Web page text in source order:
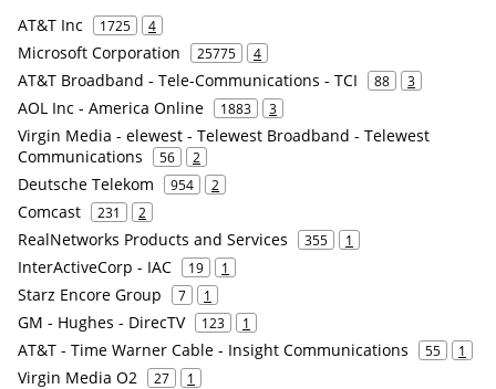
AT&T Inc 1725 4
Microsoft Corporation 25775 4
AT&T Broadband - Tele-Communications - TCI 88 3
AOL Inc - America Online 1883 3
Virgin Media - elewest - Telewest Broadband - Telewest
Communications
56 2
Deutsche Telekom 954 2
Comcast 231 2
RealNetworks Products and Services 355 1
InterActiveCorp - IAC 19 1
Starz Encore Group 7 1
GM - Hughes - DirecTV 123 1
AT&T - Time Warner Cable - Insight Communications 55 1
Virgin Media O2 27 1